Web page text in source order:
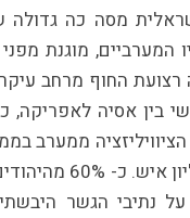
מסה כה גדולה
מוגנת
החוף מרחב
בין אסיה לאפריקה,
הציוויליזציה ממערב
הראשית הזו, ריכזה
נתיבי הגשר